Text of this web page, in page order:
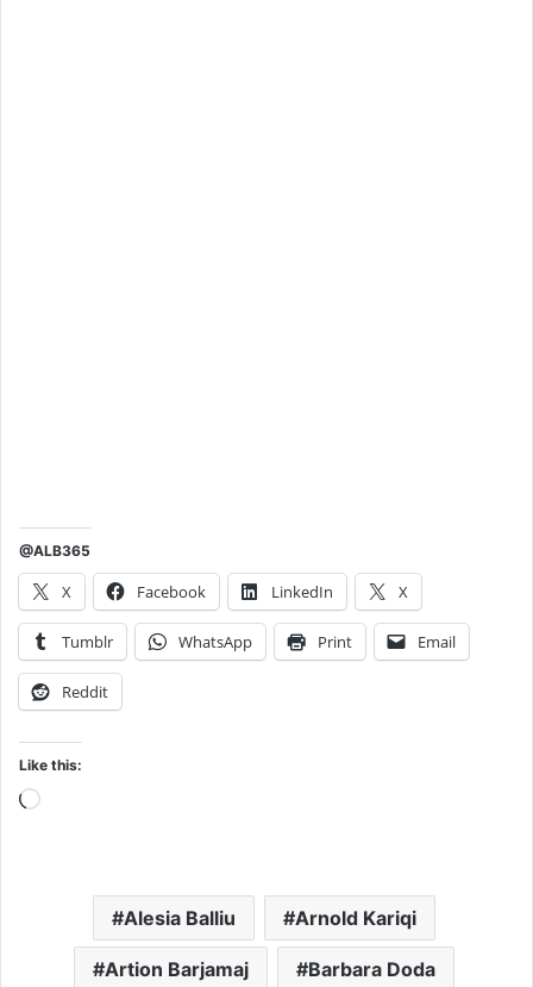
@ALB365
X Facebook LinkedIn X
Tumblr WhatsApp Print Email
Reddit
Like this:
Loading…
Alesia Balliu Arnold Kariqi
Artion Barjamaj Barbara Doda